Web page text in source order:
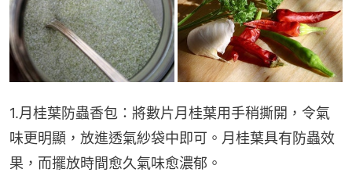
1.月桂葉防蟲香包：將數片月桂葉用手稍撕開，令氣
味更明顯，放進透氣紗袋中即可。月桂葉具有防蟲效
果，而擺放時間愈久氣味愈濃郁。